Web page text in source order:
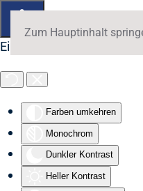
Eingabehilfen öffnen
Farben umkehren
Monochrom
Dunkler Kontrast
Heller Kontrast
Zum Hauptinhalt